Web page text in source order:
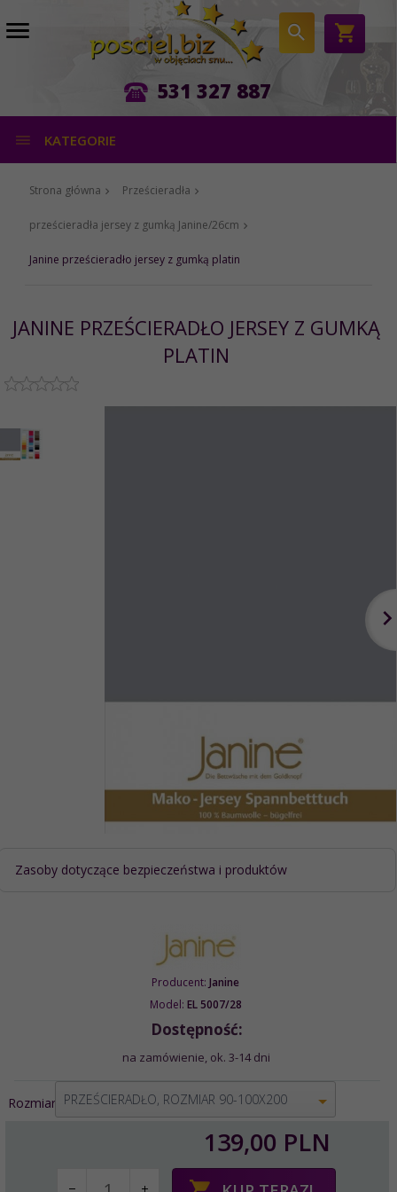
531 327 887
KATEGORIE
Strona główna Prześcieradła
prześcieradła jersey z gumką Janine/26cm
Janine prześcieradło jersey z gumką platin
JANINE PRZEŚCIERADŁO JERSEY Z GUMKĄ
PLATIN
Zasoby dotyczące bezpieczeństwa i produktów
Producent: Janine
Model: EL 5007/28
Dostępność:
na zamówienie, ok. 3-14 dni
Rozmiar:
options[1]
PRZEŚCIERADŁO, ROZMIAR 90-100X200
139,00 PLN